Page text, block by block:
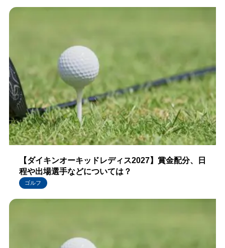
【ダイキンオーキッドレディス2027】賞金配分、日
程や出場選手などについては？
ゴルフ